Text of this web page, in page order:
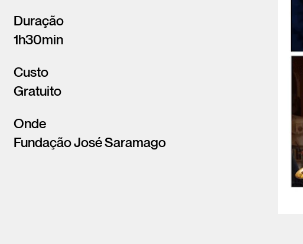
Duração
1h30min
Custo
Gratuito
Onde
Fundação José Saramago